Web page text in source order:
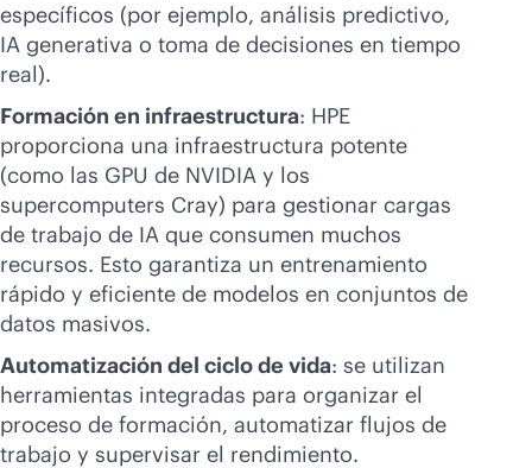
específicos (por ejemplo, análisis predictivo,
IA generativa o toma de decisiones en tiempo
real).
Formación en infraestructura: HPE
proporciona una infraestructura potente
(como las GPU de NVIDIA y los
supercomputers Cray) para gestionar cargas
de trabajo de IA que consumen muchos
recursos. Esto garantiza un entrenamiento
rápido y eficiente de modelos en conjuntos de
datos masivos.
Automatización del ciclo de vida: se utilizan
herramientas integradas para organizar el
proceso de formación, automatizar flujos de
trabajo y supervisar el rendimiento.